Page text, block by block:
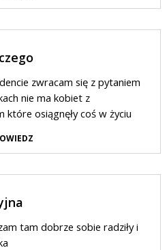
zwracam się z pytaniem
nie ma kobiet z
które osiągnęły coś w życiu
tam dobrze sobie radziły i